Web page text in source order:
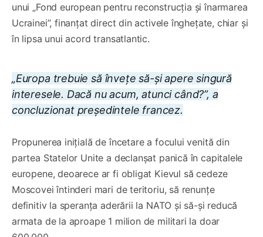
unui „Fond european pentru reconstrucția și înarmarea
Ucrainei”, finanțat direct din activele înghețate, chiar și
în lipsa unui acord transatlantic.
„Europa trebuie să învețe să-și apere singură
interesele. Dacă nu acum, atunci când?”, a
concluzionat președintele francez.
Propunerea inițială de încetare a focului venită din
partea Statelor Unite a declanșat panică în capitalele
europene, deoarece ar fi obligat Kievul să cedeze
Moscovei întinderi mari de teritoriu, să renunțe
definitiv la speranța aderării la NATO și să-și reducă
armata de la aproape 1 milion de militari la doar